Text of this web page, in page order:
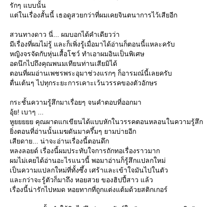
รักๆ แบบนั้น
ต่ในเรื่องสั้นนี้ เธอดูสวยกว่าที่ผมเคยจินตนาการไว้เสียอีก
สวนทางดาว นี่... ผมบอกได้คำเดียวว่า
มีเรื่องที่ผมไม่รู้ และก็เพิ่งรู้เมื่อมาได้อ่านก็ตอนนี้แหละครับ
หญิงจรจัดกับหุ่นเสื้อโชว์ ทำเอาผมอินเป็นพิเศษ
อดนึกไปถึงคุณพนมเทียนท่านเสียมิได้
ตอนที่ผมอ่านเพชรพระอุมาช่วงแรกๆ ก็อารมณ์นี้เลยครับ
ตื่นเต้นๆ ไปทุกระยะการเคาะเว้นวรรคของตัวอักษร
กระชั้นความรู้สึกมาเรื่อยๆ จนคำตอบที่ออกมา
อุ้ย! เบาๆ ...
หูยยยยย คุณผาดแกเขียนได้แบบหักในวรรคตอนหลอนในความรู้สึก
ิ่งตอนที่อ่านนั้นเมฆดันมาครึ้มๆ ยามบ่ายอีก
เสียดาย... น่าจะอ่านเรื่องนี้ตอนดึก
หลงลอยด์ เรื่องนี้ผมประทับใจการถักทอเรื่องราวมาก
ผมไม่เคยได้อ่านอะไรแนวนี้ พอมาอ่านก็รู้สึกแปลกใหม่
เป็นความแปลกใหม่ที่ทั้งซึ้ง เศร้าและเข้าใจมันไปในตัว
ละกว่าจะรู้ตัวก็มาถึง หอยสวย ของฮิปปี้สาว แล้ว
เรื่องนี้น่ารักไปหมด หอยทากที่ถูกแต่งแต้มด้วยสติกเกอร์